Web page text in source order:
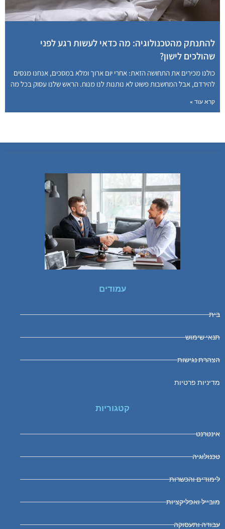
להתנתק מהטכנולוגיה: מה כדאי לעשות רגע לפני
שהולכים לישון?
כולנו מכירים את התחושה הזאת: אחרי יום ארוך ומלא במסכים, אנחנו מנסים
להירדם, אבל המחשבות פשוט לא נותנות לנו מנוח. הראש שלנו עסוק בכל מה
קרא עוד »
עמודים
בית
תנאי שימוש
הצהרת נגישות
מדיניות פרטיות
קטגוריות
אינטרנט
טכנולוגיה
לימודים והכשרות
מובייל ואפליקציות
עבודה ותעסוקה